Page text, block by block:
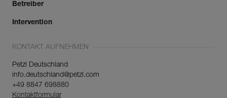
Betreiber
Intervention
KONTAKT AUFNEHMEN
Petzl Deutschland
info.deutschland@petzl.com
+49 8847 698880
Kontaktformular